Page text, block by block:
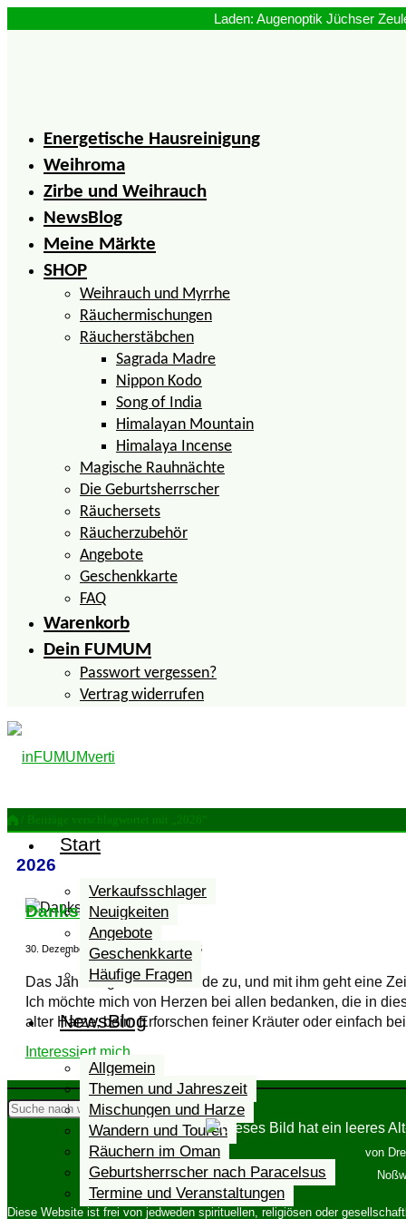
Energetische Hausreinigung
Weihroma
Zirbe und Weihrauch
NewsBlog
Meine Märkte
SHOP
Weihrauch und Myrrhe
Räuchermischungen
Räucherstäbchen
Sagrada Madre
Nippon Kodo
Song of India
Himalayan Mountain
Himalaya Incense
Magische Rauhnächte
Die Geburtsherrscher
Räuchersets
Räucherzubehör
Angebote
Geschenkkarte
FAQ
Warenkorb
Dein FUMUM
Passwort vergessen?
Vertrag widerrufen
von
Drechslerei
und
Grimm
Start
Verkaufsschlager
Neuigkeiten
Angebote
Geschenkkarte
Häufige Fragen
NewsBlog
Allgemein
Themen und Jahreszeit
Mischungen und Harze
Wandern und Touren
Räuchern im Oman
Geburtsherrscher nach Paracelsus
Termine und Veranstaltungen
/ Beiträge verschlagwortet mit „2026“
2026
Danksagung
30. Dezember 202530. Dezember 2025
Das Jahr neigt sich dem Ende zu, und mit ihm geht eine
Ich möchte mich von Herzen bei allen bedanken, die in
alter Harze, beim Erforschen feiner Kräuter oder einfach
Interessiert mich...
Suchen Suchen
von
Diese Website ist frei von jedweden spirituellen, religiösen oder